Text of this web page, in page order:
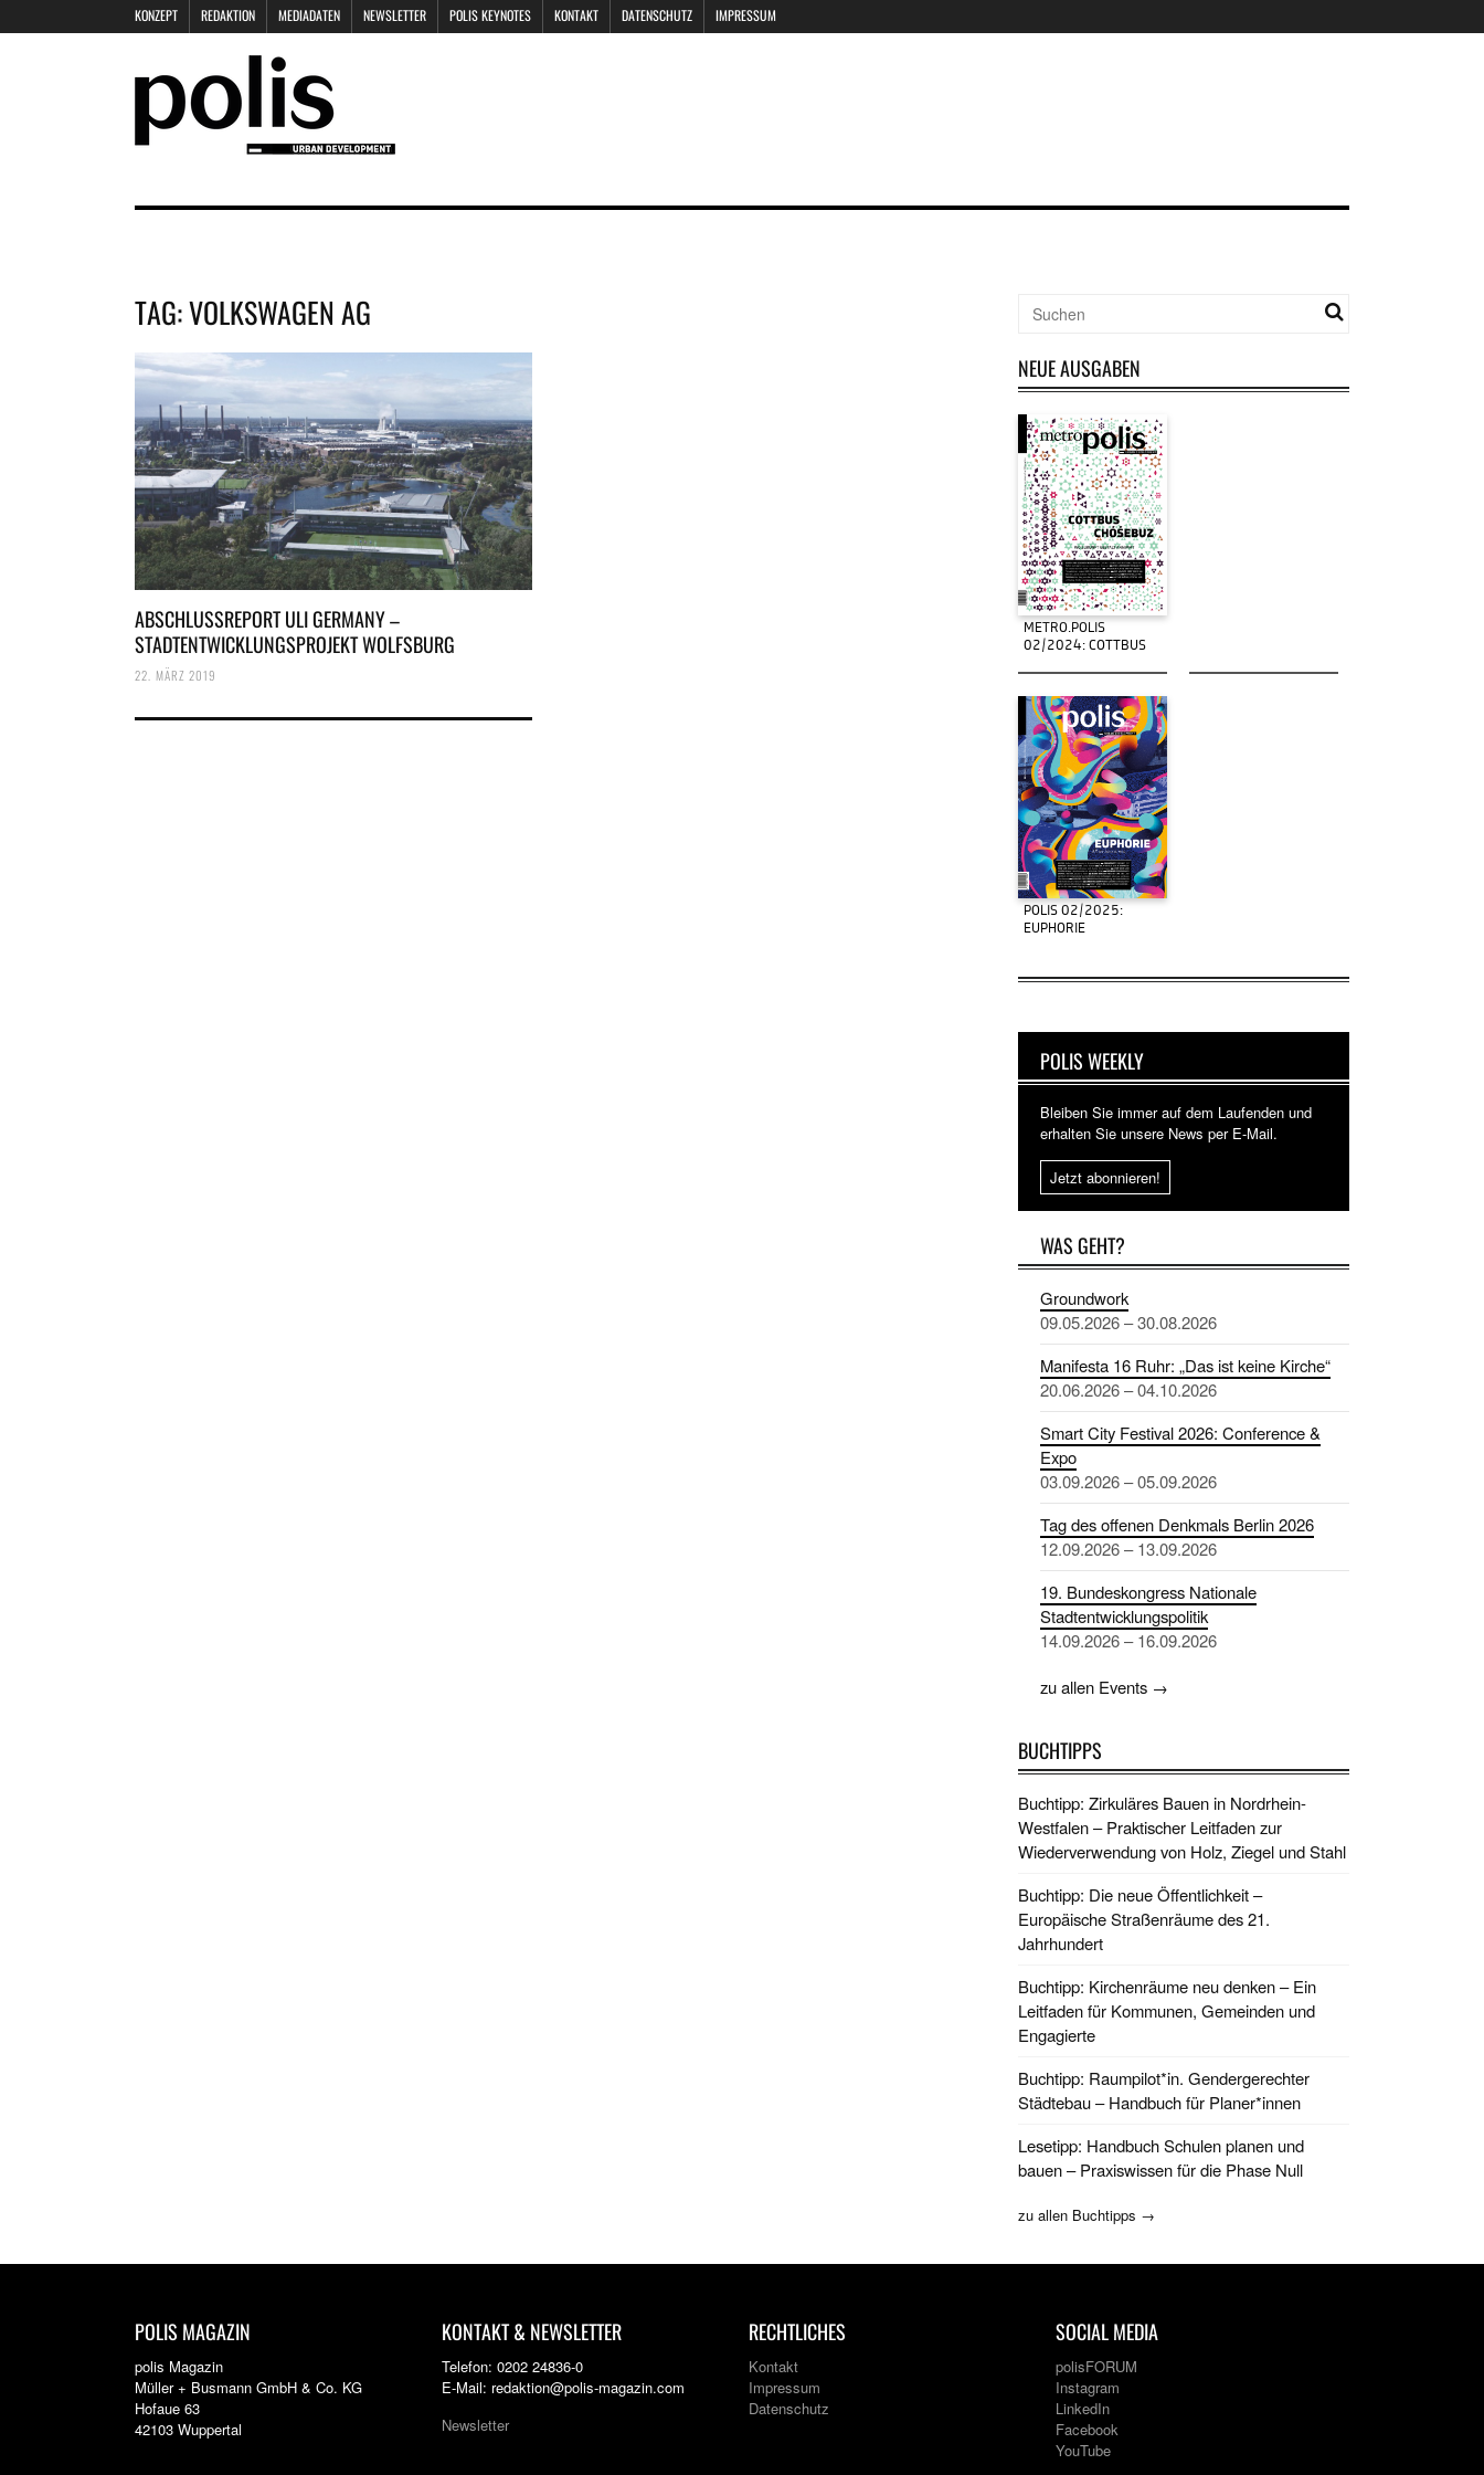
KONZEPT REDAKTION MEDIADATEN NEWSLETTER POLIS KEYNOTES KONTAKT DATENSCHUTZ IMPRESSUM
TAG:VOLKSWAGEN AG
ABSCHLUSSREPORT ULI GERMANY –
STADTENTWICKLUNGSPROJEKT WOLFSBURG
22. MÄRZ 2019
NEUE AUSGABEN
METRO.POLIS
02/2024: COTTBUS
POLIS 02/2025:
EUPHORIE
POLIS WEEKLY
Bleiben Sie immer auf dem Laufenden und
erhalten Sie unsere News per E-Mail.
Jetzt abonnieren!
WAS GEHT?
Groundwork
09.05.2026 – 30.08.2026
Manifesta 16 Ruhr: „Das ist keine Kirche“
20.06.2026 – 04.10.2026
Smart City Festival 2026: Conference &
Expo
03.09.2026 – 05.09.2026
Tag des offenen Denkmals Berlin 2026
12.09.2026 – 13.09.2026
19. Bundeskongress Nationale
Stadtentwicklungspolitik
14.09.2026 – 16.09.2026
zu allen Events →
BUCHTIPPS
Buchtipp: Zirkuläres Bauen in Nordrhein-
Westfalen – Praktischer Leitfaden zur
Wiederverwendung von Holz, Ziegel und Stahl
Buchtipp: Die neue Öffentlichkeit –
Europäische Straßenräume des 21.
Jahrhundert
Buchtipp: Kirchenräume neu denken – Ein
Leitfaden für Kommunen, Gemeinden und
Engagierte
Buchtipp: Raumpilot*in. Gendergerechter
Städtebau – Handbuch für Planer*innen
Lesetipp: Handbuch Schulen planen und
bauen – Praxiswissen für die Phase Null
zu allen Buchtipps →
POLIS MAGAZIN
polis Magazin
Müller + Busmann GmbH & Co. KG
Hofaue 63
42103 Wuppertal
KONTAKT & NEWSLETTER
Telefon: 0202 24836-0
E-Mail: redaktion@polis-magazin.com
Newsletter
RECHTLICHES
Kontakt
Impressum
Datenschutz
SOCIAL MEDIA
polisFORUM
Instagram
LinkedIn
Facebook
YouTube